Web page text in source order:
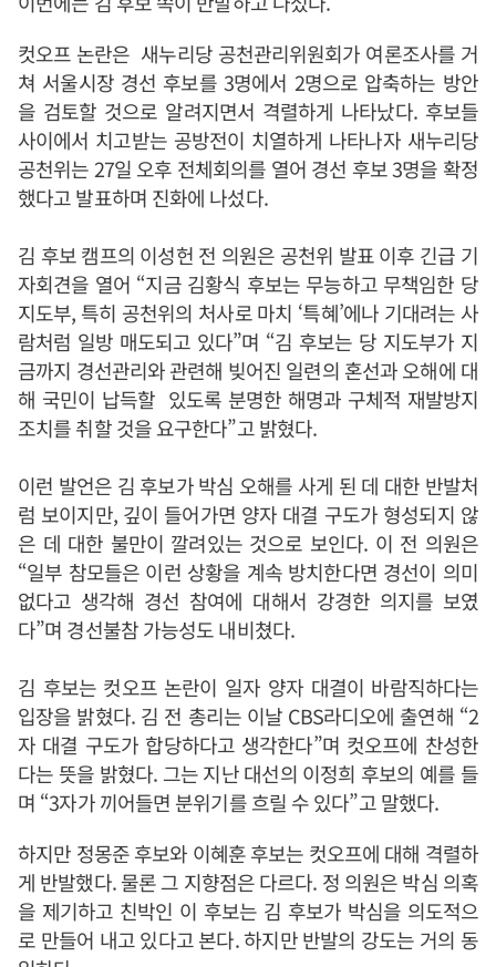
컷오프 논란은 새누리당 공천관리위원회가 여론조사를 거
쳐 서울시장 경선 후보를 3명에서 2명으로 압축하는 방안
을 검토할 것으로 알려지면서 격렬하게 나타났다. 후보들
사이에서 치고받는 공방전이 치열하게 나타나자 새누리당
공천위는 27일 오후 전체회의를 열어 경선 후보 3명을 확정
했다고 발표하며 진화에 나섰다.
김 후보 캠프의 이성헌 전 의원은 공천위 발표 이후 긴급 기
자회견을 열어 “지금 김황식 후보는 무능하고 무책임한 당
지도부, 특히 공천위의 처사로 마치 ‘특혜’에나 기대려는 사
람처럼 일방 매도되고 있다”며 “김 후보는 당 지도부가 지
금까지 경선관리와 관련해 빚어진 일련의 혼선과 오해에 대
해 국민이 납득할 있도록 분명한 해명과 구체적 재발방지
조치를 취할 것을 요구한다”고 밝혔다.
이런 발언은 김 후보가 박심 오해를 사게 된 데 대한 반발처
럼 보이지만, 깊이 들어가면 양자 대결 구도가 형성되지 않
은 데 대한 불만이 깔려있는 것으로 보인다. 이 전 의원은
“일부 참모들은 이런 상황을 계속 방치한다면 경선이 의미
없다고 생각해 경선 참여에 대해서 강경한 의지를 보였
다”며 경선불참 가능성도 내비쳤다.
김 후보는 컷오프 논란이 일자 양자 대결이 바람직하다는
입장을 밝혔다. 김 전 총리는 이날 CBS라디오에 출연해 “2
자 대결 구도가 합당하다고 생각한다”며 컷오프에 찬성한
다는 뜻을 밝혔다. 그는 지난 대선의 이정희 후보의 예를 들
며 “3자가 끼어들면 분위기를 흐릴 수 있다”고 말했다.
하지만 정몽준 후보와 이혜훈 후보는 컷오프에 대해 격렬하
게 반발했다. 물론 그 지향점은 다르다. 정 의원은 박심 의혹
을 제기하고 친박인 이 후보는 김 후보가 박심을 의도적으
로 만들어 내고 있다고 본다. 하지만 반발의 강도는 거의 동